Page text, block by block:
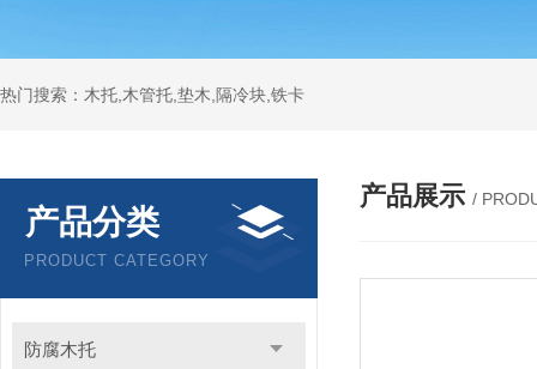
热门搜索：木托,木管托,垫木,隔冷块,铁卡
产品分类
PRODUCT CATEGORY
防腐木托
产品展示 /